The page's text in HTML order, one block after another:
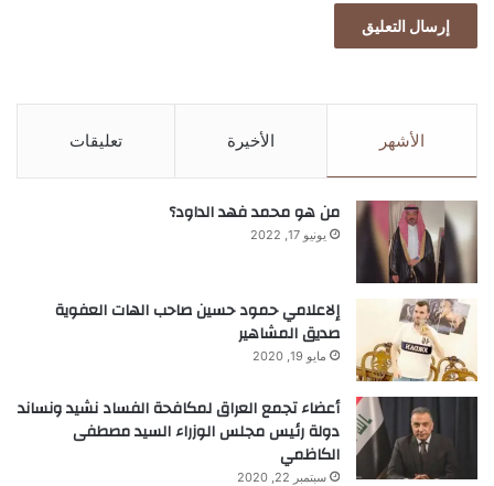
الأشهر الأخيرة تعليقات
من هو محمد فهد الداود؟
يونيو 17, 2022
إلاعلامي حمود حسين صاحب الهات العفوية
صديق المشاهير
مايو 19, 2020
أعضاء تجمع العراق لمكافحة الفساد نشيد ونساند
دولة رئيس مجلس الوزراء السيد مصطفى
الكاظمي
سبتمبر 22, 2020